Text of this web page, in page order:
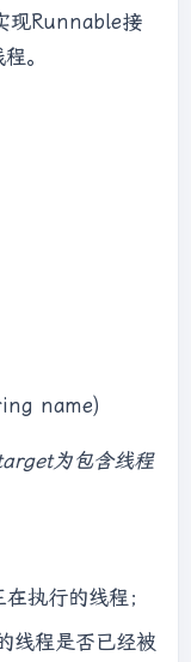
现Runnable接
。
name)
为包含线程
执行的线程；
线程是否已经被